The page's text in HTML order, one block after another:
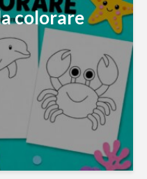
colorare